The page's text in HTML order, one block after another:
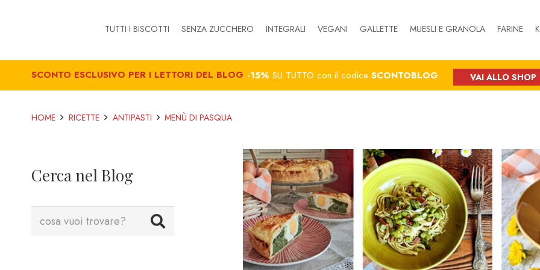
TUTTI I BISCOTTI SENZA ZUCCHERO INTEGRALI VEGANI GALLETTE MUESLI E GRANOLA FARINE
SCONTO ESCLUSIVO PER I LETTORI DEL BLOG -15% SU TUTTO con il codice SCONTOBLOG VAI ALLO SHOP
HOME RICETTE ANTIPASTI MENÙ DI PASQUA
Cerca nel Blog